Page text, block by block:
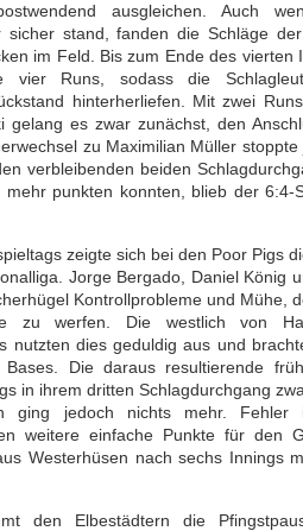
ausgleichen. Auch
sicher stand, fanden die Schläge
im Feld. Bis zum Ende des vierten
vier Runs, sodass die
hinterherliefen. Mit zwei
gelang es zwar zunächst, den
zu Maximilian Müller stoppte
verbleibenden beiden
punkten konnten, blieb der 6:4-
zeigte sich bei den Poor Pigs
Jorge Bergado, Daniel König
Kontrollprobleme und Mühe,
zu werfen. Die westlich von
nutzten dies geduldig aus und
Die daraus resultierende
in ihrem dritten Schlagdurchgang
ging jedoch nichts mehr. Fehler
weitere einfache Punkte für den
Westerhüsen nach sechs Innings
den Elbestädtern die